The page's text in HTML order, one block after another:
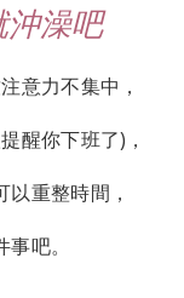
澡吧
意力不集中，
醒你下班了)，
重整時間，
吧。